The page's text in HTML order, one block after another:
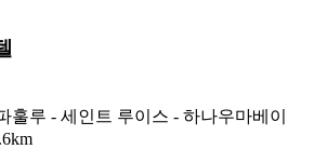
훌루 - 세인트 루이스 - 하나우마베이